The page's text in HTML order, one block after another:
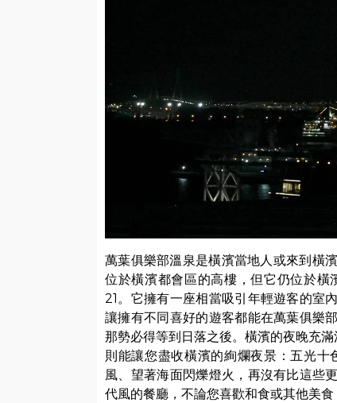
萬葉俱樂部溫泉是橫濱當地人或來到橫
位於橫濱都會區的高樓，但它仍位於
21。它擁有一座相當吸引年輕遊客的室
讓擁有不同喜好的遊客都能在萬葉俱樂
那勢必得等到日落之後。橫濱的夜晚充
則能讓您盡收橫濱的絢爛夜景：五光
風、望著海面閃爍燈火，再沒有比這些
代風的餐廳，不論您喜歡和食或其他美